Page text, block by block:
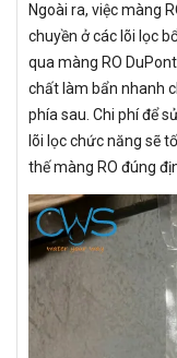
Ngoài ra, việc màng
chuyền ở các lõi lọc
qua màng RO
chất làm bẩn nhanh
phía sau. Chi phí để
lõi lọc chức năng sẽ
thế màng RO đúng